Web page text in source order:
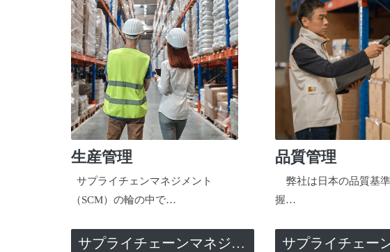
生産管理
サプライチェンマネジメント
（SCM）の輪の中で…
サプライチェーンマネジメント
品質管理
弊社は日本の品質基
握…